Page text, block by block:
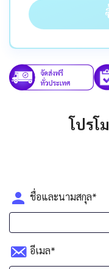
โปรโ
ชื่อและนามสกุล*
อีเมล*